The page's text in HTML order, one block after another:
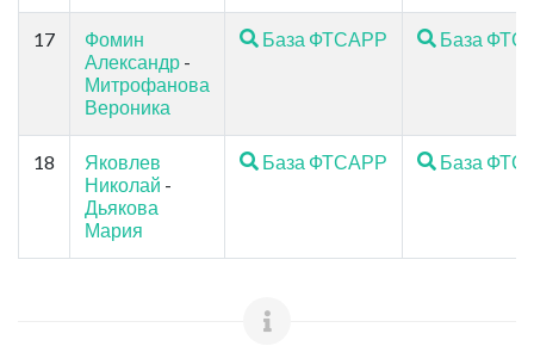
17
Фомин
Александр -
Митрофанова
Вероника
База ФТСАРР База
18
Яковлев
Николай -
Дьякова
Мария
База ФТСАРР База